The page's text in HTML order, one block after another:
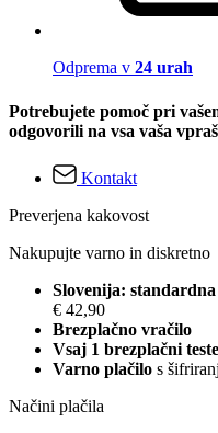
Odprema v 24 urah
Potrebujete pomoč pri
odgovorili na vsa vaša
Kontakt
Preverjena kakovost
Nakupujte varno in diskretno
Slovenija:
€ 42,90
Brezplačno vračilo
Vsaj 1 brezplačni
Varno plačilo s
Načini plačila